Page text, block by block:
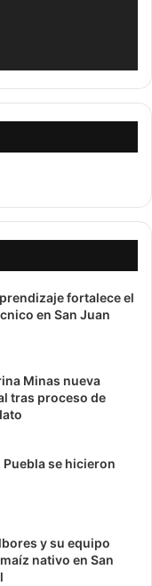
fortalece el
en San Juan
Minas nueva
tras proceso de
se hicieron
y su equipo
nativo en San